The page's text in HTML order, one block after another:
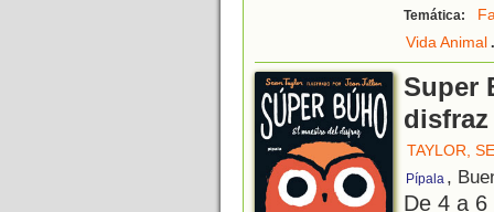
Temática:
Vida Animal
Super
disfraz
TAYLOR,
Pípala ,
De 4 a